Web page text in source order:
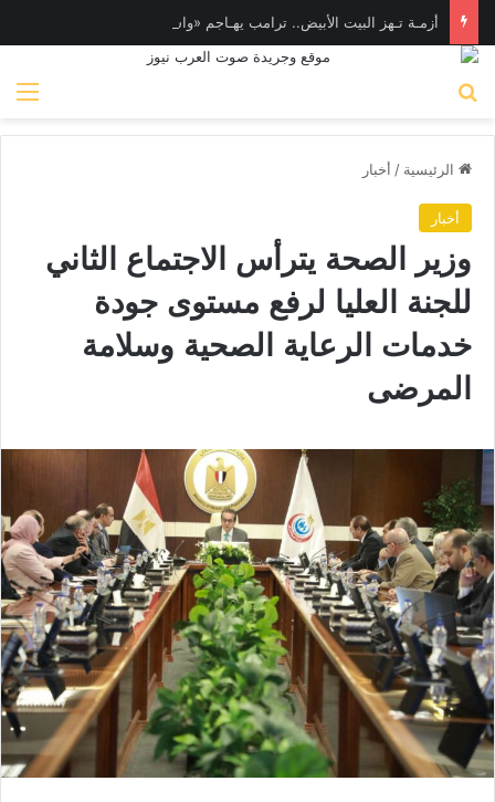
الرئيسية / أخبار
أخبار
وزير الصحة يترأس الاجتماع الثاني
للجنة العليا لرفع مستوى جودة
خدمات الرعاية الصحية وسلامة
المرضى